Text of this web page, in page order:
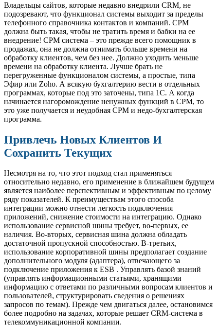
Владельцы сайтов, которые недавно внедрили CRM, не
подозревают, что функционал системы выходит за пределы
телефонного справочника контактов и компаний. СРМ
должна быть такая, чтобы не тратить время и бабки на ее
внедрение! СРМ система – это прежде всего помощник в
продажах, она не должна отнимать больше времени на
обработку клиентов, чем без нее. Должно уходить меньше
времени на обработку клиента. Лучше брать не
перегруженные функционалом системы, а простые, типа
Эфир или Zoho. А всякую бухгалтерию вести в отдельных
программах, которые под это заточены, типа 1С. А когда
начинается нагоромождение ненужных функций в СРМ, то
это уже получается и неудобная СРМ и недо-бухгалтерская
программа.
Привлечь Новых Клиентов И
Сохранить Текущих
Несмотря на то, что этот подход стал применяться
относительно недавно, его применение в ближайшем будущем
является наиболее перспективным и эффективным по целому
ряду показателей. К преимуществам этого способа
интеграции можно отнести легкость подключения
приложений, снижение стоимости на интеграцию. Однако
использование сервисной шины требует, во-первых, ее
наличия. Во-вторых, сервисная шина должна обладать
достаточной пропускной способностью. В-третьих,
использование корпоративной шины предполагает создание
дополнительного модуля (адаптера), отвечающего за
подключение приложения к ESB . Управлять базой знаний
(управлять информационными статьями, хранящими
информацию с ответами по различными вопросам клиентов и
пользователей, структурировать сведения о решениях
запросов по темам). Прежде чем двигаться далее, остановимся
более подробно на задачах, которые решает CRM-система в
телекоммуникационной компании.